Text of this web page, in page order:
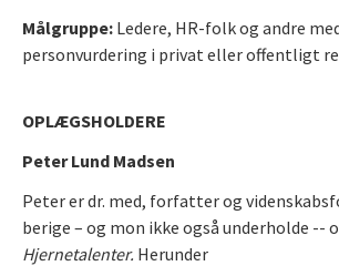
Målgruppe: Ledere, HR-folk og andre
personvurdering i privat eller offentligt
OPLÆGSHOLDERE
Peter Lund Madsen
Peter er dr. med, forfatter og
berige – og mon ikke også underholde --
Hjernetalenter. Herunder